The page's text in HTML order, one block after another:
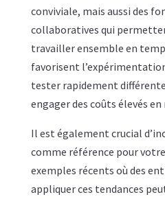
conviviale, mais aussi des
collaboratives qui
travailler ensemble en
favorisent
tester rapidement
engager des coûts élevés en
Il est également crucial
comme référence pour
exemples récents où des
appliquer ces tendances